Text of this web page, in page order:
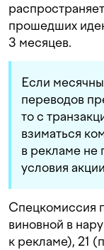
прошедших
3 месяцев.
Если
переводов
то с
взиматься
в рекламе не
условия
Спецкомиссия
виновной в
к рекламе), 21